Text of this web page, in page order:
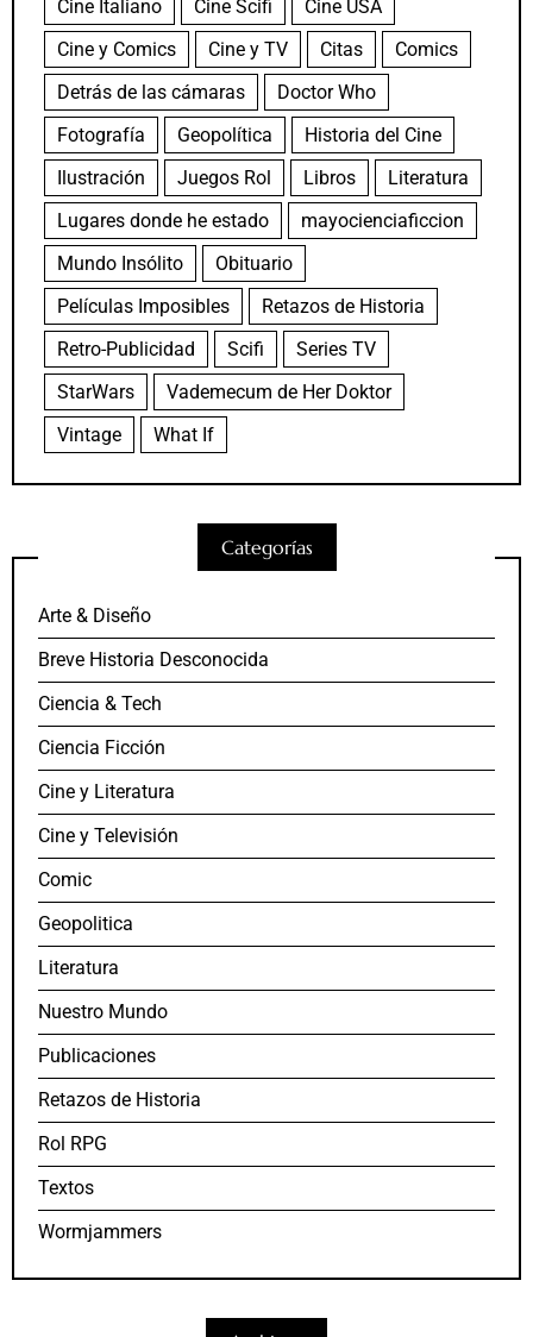
Cine Italiano Cine Scifi
Cine USA
Cine y Comics
Cine y TV Citas
Comics
Detrás de las cámaras
Doctor Who
Fotografía
Geopolítica
Historia del Cine
Ilustración
Juegos Rol Libros
Literatura
Lugares donde he estado
mayocienciaficcion
Mundo Insólito
Obituario
Películas Imposibles
Retazos de Historia
Retro-Publicidad
Scifi
Series TV
StarWars
Vademecum de Her Doktor
Vintage
What If
Categorías
Arte & Diseño
Breve Historia Desconocida
Ciencia & Tech
Ciencia Ficción
Cine y Literatura
Cine y Televisión
Comic
Geopolitica
Literatura
Nuestro Mundo
Publicaciones
Retazos de Historia
Rol RPG
Textos
Wormjammers